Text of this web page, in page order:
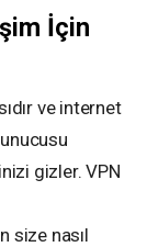
İçin
ve internet
gizler. VPN
size nasıl